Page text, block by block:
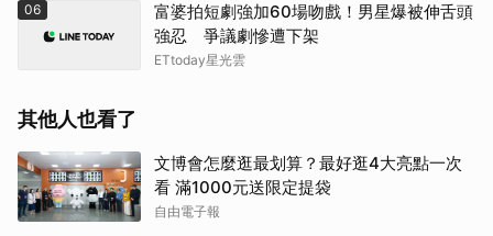
06
富婆拍短劇強加60場吻戲！男星爆被伸舌頭
強忍 爭議劇慘遭下架
ETtoday星光雲
其他人也看了
文博會怎麼逛最划算？最好逛4大亮點一次
看 滿1000元送限定提袋
自由電子報